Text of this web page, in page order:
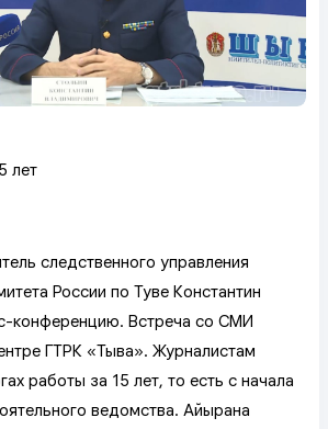
лет
следственного управления
России по Туве Константин
конференцию. Встреча со СМИ
ГТРК «Тыва». Журналистам
работы за 15 лет, то есть с начала
ведомства. Айырана